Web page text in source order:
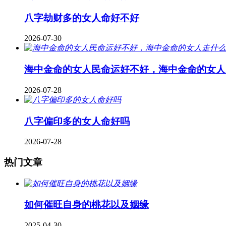
八字劫财多的女人命好不好
2026-07-30
海中金命的女人民命运好不好，海中金命的女
2026-07-28
八字偏印多的女人命好吗
2026-07-28
热门文章
如何催旺自身的桃花以及姻缘